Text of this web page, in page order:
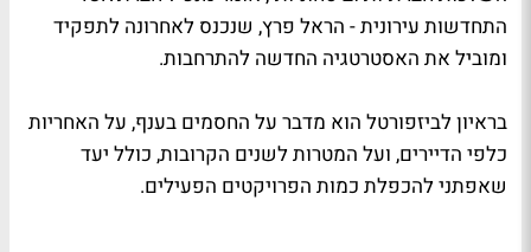
התחדשות עירונית - הראל פרץ, שנכנס לאחרונה לתפקיד
ומוביל את האסטרטגיה החדשה להתרחבות.
בראיון לביזפורטל הוא מדבר על החסמים בענף, על האחריות
כלפי הדיירים, ועל המטרות לשנים הקרובות, כולל יעד
שאפתני להכפלת כמות הפרויקטים הפעילים.